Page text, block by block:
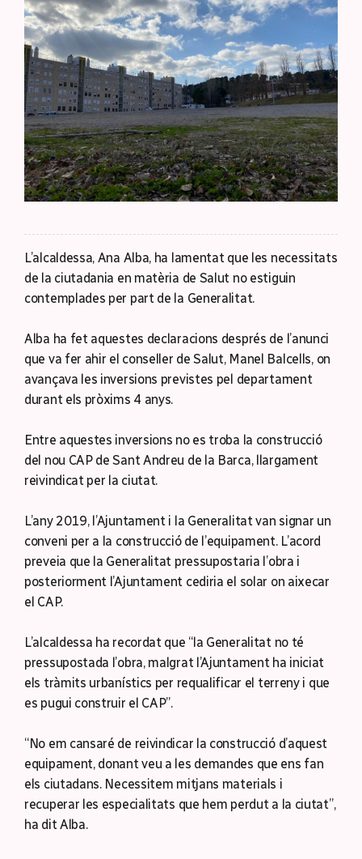
L’alcaldessa, Ana Alba, ha lamentat que les necessitats
de la ciutadania en matèria de Salut no estiguin
contemplades per part de la Generalitat.
Alba ha fet aquestes declaracions després de l’anunci
que va fer ahir el conseller de Salut, Manel Balcells, on
avançava les inversions previstes pel departament
durant els pròxims 4 anys.
Entre aquestes inversions no es troba la construcció
del nou CAP de Sant Andreu de la Barca, llargament
reivindicat per la ciutat.
L’any 2019, l’Ajuntament i la Generalitat van signar un
conveni per a la construcció de l’equipament. L’acord
preveia que la Generalitat pressupostaria l’obra i
posteriorment l’Ajuntament cediria el solar on aixecar
el CAP.
L’alcaldessa ha recordat que “la Generalitat no té
pressupostada l’obra, malgrat l’Ajuntament ha iniciat
els tràmits urbanístics per requalificar el terreny i que
es pugui construir el CAP”.
“No em cansaré de reivindicar la construcció d’aquest
equipament, donant veu a les demandes que ens fan
els ciutadans. Necessitem mitjans materials i
recuperar les especialitats que hem perdut a la ciutat”,
ha dit Alba.